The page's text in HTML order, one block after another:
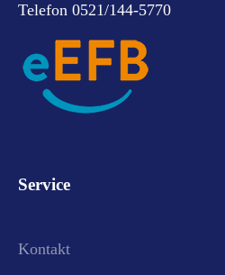
Telefon 0521/144-5770
Service
Kontakt